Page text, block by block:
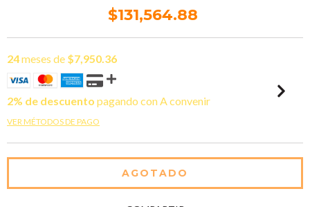
$131,564.88
24meses de $7,950.36
2% de descuento pagando con A convenir
VER MÉTODOS DE PAGO